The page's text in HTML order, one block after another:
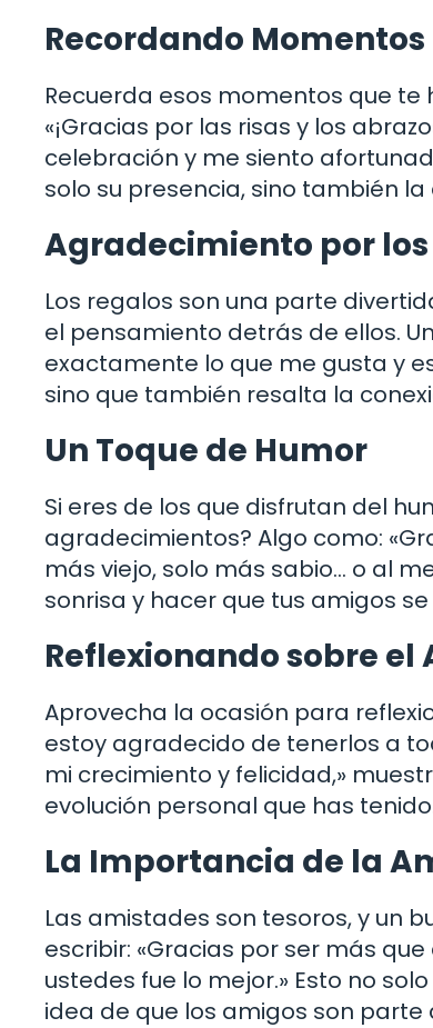
Recordando Momentos
Recuerda esos momentos que te
«¡Gracias por las risas y los
celebración y me siento
solo su presencia, sino también
Agradecimiento por los
Los regalos son una parte
el pensamiento detrás de ellos.
exactamente lo que me gusta y
sino que también resalta la
Un Toque de Humor
Si eres de los que disfrutan del
agradecimientos? Algo como:
más viejo, solo más sabio… o al
sonrisa y hacer que tus amigos
Reflexionando sobre el
Aprovecha la ocasión para
estoy agradecido de tenerlos a
mi crecimiento y felicidad,»
evolución personal que has
La Importancia de la
Las amistades son tesoros, y un
escribir: «Gracias por ser más
ustedes fue lo mejor.» Esto no
idea de que los amigos son